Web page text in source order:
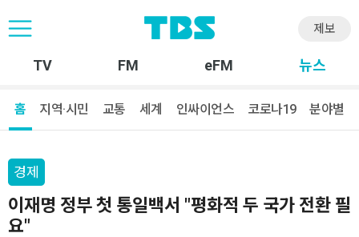
제보
TV FM eFM 뉴스
홈 지역·시민 교통 세계 인싸이언스 코로나19 분야별
경제
이재명 정부 첫 통일백서 "평화적 두 국가 전환 필
요"